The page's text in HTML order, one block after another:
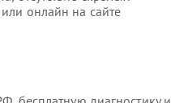
онлайн на сайте